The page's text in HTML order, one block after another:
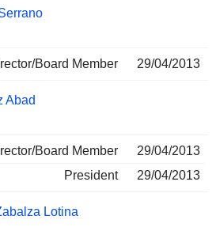
Board Member 29/04/2013
Abad
Board Member
29/04/2013
President
29/04/2013
Lotina